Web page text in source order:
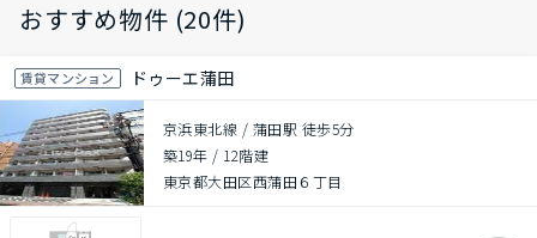
おすすめ物件 (20件)
賃貸マンション ドゥーエ蒲田
京浜東北線 / 蒲田駅 徒歩5分
築19年 / 12階建
東京都大田区西蒲田６丁目